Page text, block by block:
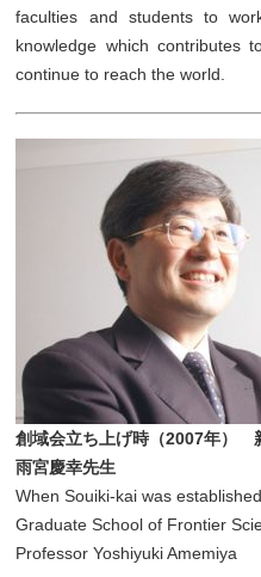
faculties and students to
knowledge which contributes
continue to reach the world.
創域会立ち上げ時（2007年）
雨宮慶幸先生
When Souiki-kai was
Graduate School of Frontier
Professor Yoshiyuki Amemiya